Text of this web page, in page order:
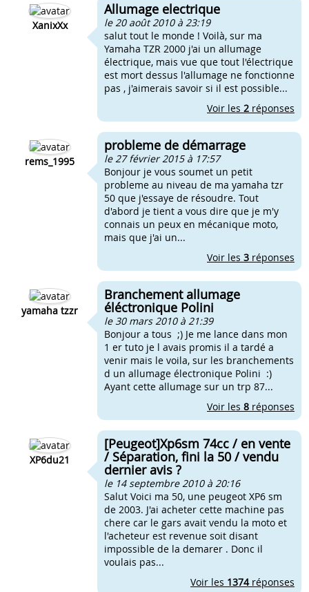
XanixXx
Allumage electrique
le 20 août 2010 à 23:19
salut tout le monde ! Voilà, sur ma
Yamaha TZR 2000 j'ai un allumage
électrique, mais vue que tout l'électrique
est mort dessus l'allumage ne fonctionne
pas , j'aimerais savoir si il est possible...
Voir les 2 réponses
rems_1995
probleme de démarrage
le 27 février 2015 à 17:57
Bonjour je vous soumet un petit
probleme au niveau de ma yamaha tzr
50 que j'essaye de résoudre. Tout
d'abord je tient a vous dire que je m'y
connais un peux en mécanique moto,
mais que j'ai un...
Voir les 3 réponses
yamaha tzzr
Branchement allumage
éléctronique Polini
le 30 mars 2010 à 21:39
Bonjour a tous ;) Je me lance dans mon
1 er tuto je l avais promis il a tardé a
venir mais le voila, sur les branchements
d un allumage électronique Polini :)
Ayant cette allumage sur un trp 87...
Voir les 8 réponses
XP6du21
[Peugeot]Xp6sm 74cc / en vente
/ Séparation, fini la 50 / vendu
dernier avis ?
le 14 septembre 2010 à 20:16
Salut Voici ma 50, une peugeot XP6 sm
de 2003. J'ai acheter cette machine pas
chere car le gars avait vendu la moto et
l'acheteur est revenue soit disant
impossible de la demarer . Donc il
voulais pas...
Voir les 1374réponses